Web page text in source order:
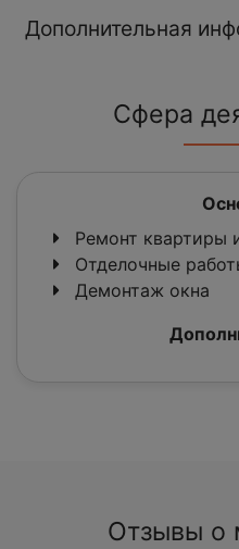
Дополнительная
Сфера
Ремонт квартиры
Отделочные
Демонтаж окна
Отзывы о